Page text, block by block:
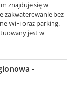
znajduje się w
zakwaterowanie bez
WiFi oraz parking.
jest w
-